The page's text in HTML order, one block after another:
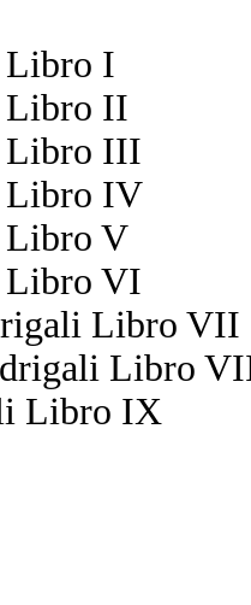
I
II
III
IV
V
VI
Libro VII
Libro
Libro IX